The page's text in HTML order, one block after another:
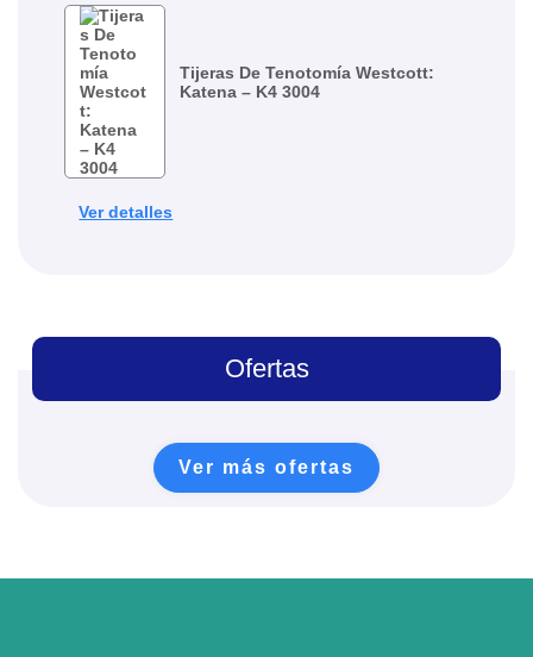
Tijeras De Tenotomía Westcott:
Katena – K4 3004
Ver detalles
Ofertas
Ver más ofertas